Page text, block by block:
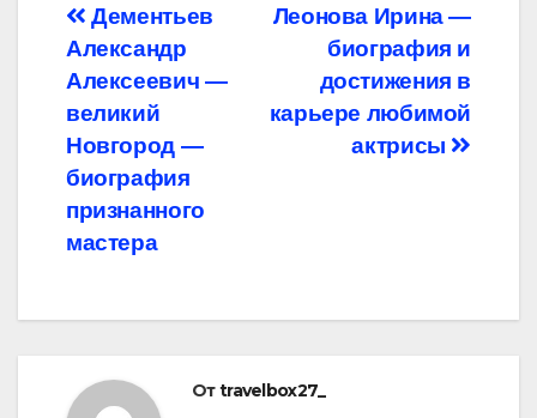
Навигация
по
записям
Леонова Ирина —
биография и
достижения в
карьере любимой
актрисы
Дементьев
Александр
Алексеевич —
великий
Новгород —
биография
признанного
мастера
Отtravelbox27_